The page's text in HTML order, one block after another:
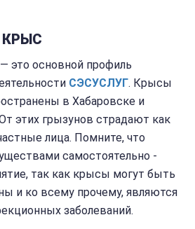
КРЫС
— это основной профиль
СЭСУСЛУГ. Крысы
в Хабаровске и
этих грызунов страдают как
лица. Помните, что
самостоятельно -
так как крысы могут быть
и ко всему прочему, являются
заболеваний.